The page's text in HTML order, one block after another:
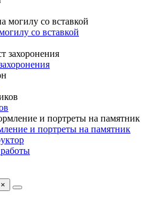
со вставкой
и портреты на памятник
×